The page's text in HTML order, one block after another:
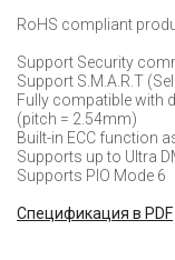
RoHS compliant
Support Security
Support S.M.A.R.T
Fully compatible with
(pitch = 2.54mm)
Built-in ECC function
Supports up to Ultra
Supports PIO Mode 6
Cпецификация в PDF